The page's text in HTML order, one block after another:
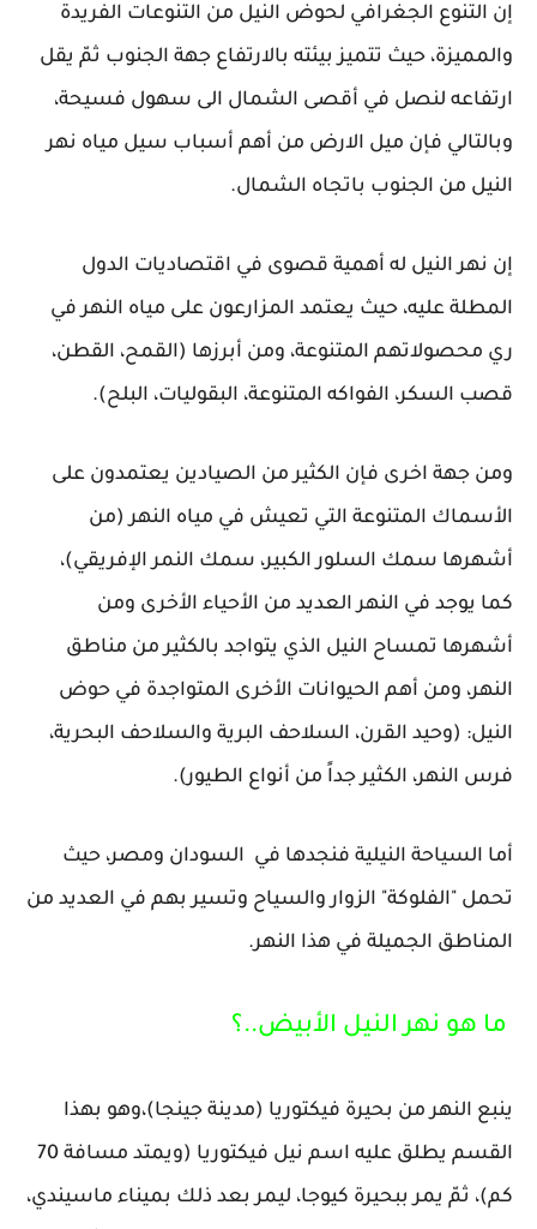
إن التنوع الجغرافي لحوض النيل من التنوعات الفريدة
والمميزة، حيث تتميز بيئته بالارتفاع جهة الجنوب ثمّ يقل
ارتفاعه لنصل في أقصى الشمال الى سهول فسيحة،
وبالتالي فإن ميل الارض من أهم أسباب سيل مياه نهر
النيل من الجنوب باتجاه الشمال.
إن نهر النيل له أهمية قصوى في اقتصاديات الدول
المطلة عليه، حيث يعتمد المزارعون على مياه النهر في
ري محصولاتهم المتنوعة، ومن أبرزها (القمح، القطن،
قصب السكر، الفواكه المتنوعة، البقوليات، البلح).
ومن جهة اخرى فإن الكثير من الصيادين يعتمدون على
الأسماك المتنوعة التي تعيش في مياه النهر (من
أشهرها سمك السلور الكبير، سمك النمر الإفريقي)،
كما يوجد في النهر العديد من الأحياء الأخرى ومن
أشهرها تمساح النيل الذي يتواجد بالكثير من مناطق
النهر، ومن أهم الحيوانات الأخرى المتواجدة في حوض
النيل: (وحيد القرن، السلاحف البرية والسلاحف البحرية،
فرس النهر، الكثير جداً من أنواع الطيور).
أما السياحة النيلية فنجدها في السودان ومصر، حيث
تحمل "الفلوكة" الزوار والسياح وتسير بهم في العديد من
المناطق الجميلة في هذا النهر.
ما هو نهر النيل الأبيض..؟
ينبع النهر من بحيرة فيكتوريا (مدينة جينجا)،وهو بهذا
القسم يطلق عليه اسم نيل فيكتوريا (ويمتد مسافة 70
كم)، ثمّ يمر ببحيرة كيوجا، ليمر بعد ذلك بميناء ماسيندي،